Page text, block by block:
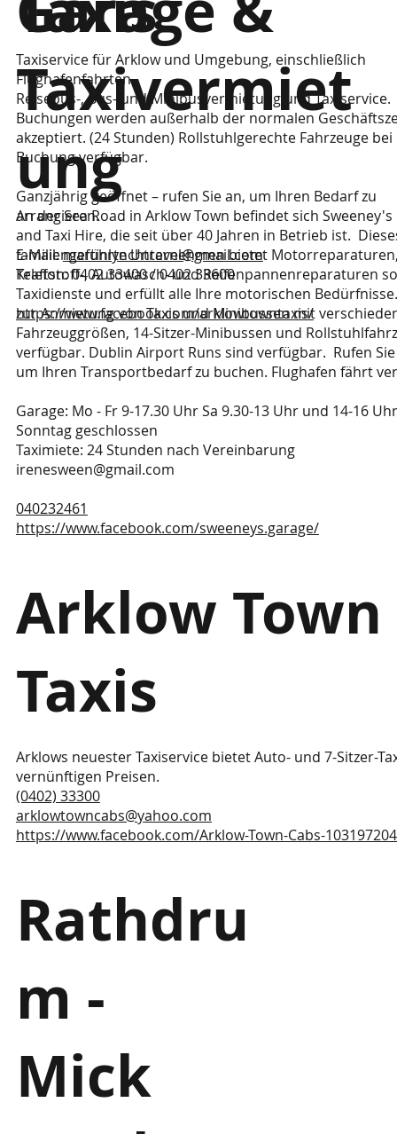
Taxivermiet
ung
An der Sea Road in Arklow Town befindet sich Sweeney's
and Taxi Hire, die seit über 40 Jahren in Betrieb ist.
familiengeführte Unternehmen bietet
Kraftstoff-, Autowasch- und Reifenpannenreparaturen
Taxidienste und erfüllt alle Ihre motorischen
zur Anmietung von Taxis und Minibussen mit
Fahrzeuggrößen, 14-Sitzer-Minibussen und
verfügbar. Dublin Airport Runs sind verfügbar. Rufen Sie
um Ihren Transportbedarf zu buchen. Flughafen fährt
Garage: Mo - Fr 9-17.30 Uhr Sa 9.30-13 Uhr und 14-16 Uhr
Sonntag geschlossen
Taximiete: 24 Stunden nach Vereinbarung
irenesween@gmail.com
040232461
https://www.facebook.com/sweeneys.garage/
Arklow Town
Taxis
Arklows neuester Taxiservice bietet Auto- und 7-Sitzer-
vernünftigen Preisen.
(0402) 33300
arklowtowncabs@yahoo.com
https://www.facebook.com/Arklow-Town-Cabs-
Rathdru
m -
Mick
Taxiservice für Arklow und Umgebung, einschließlich
Flughafenfahrten.
Reisebus-, Bus- und Minibusvermietung und Taxiservice.
Buchungen werden außerhalb der normalen
akzeptiert. (24 Stunden) Rollstuhlgerechte Fahrzeuge bei
Buchung verfügbar.
Ganzjährig geöffnet – rufen Sie an, um Ihren Bedarf zu
arrangieren.
E-Mail:martinlynchtravel@gmail.com
Telefon: 0402 33400 / 0402 33600
https://www.facebook.com/arklowtowntaxis/